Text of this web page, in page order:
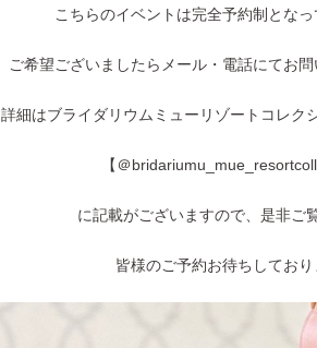
こちらのイベントは完全予約制とな
ご希望ございましたらメール・電話にてお問
詳細はブライダリウムミューリゾートコレク
【＠
に記載がございますので、是非ご
皆様のご予約お待ちしてお